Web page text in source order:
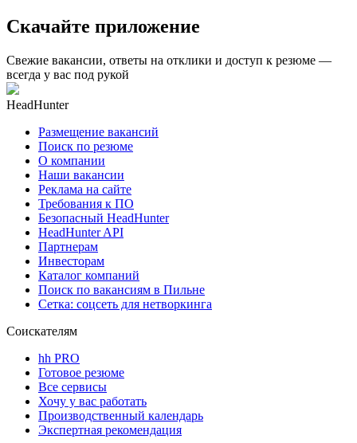
Скачайте приложение
Свежие вакансии, ответы на отклики и доступ к резюме —
всегда у вас под рукой
HeadHunter
Размещение вакансий
Поиск по резюме
О компании
Наши вакансии
Реклама на сайте
Требования к ПО
Безопасный HeadHunter
HeadHunter API
Партнерам
Инвесторам
Каталог компаний
Поиск по вакансиям в Пильне
Сетка: соцсеть для нетворкинга
Соискателям
hh PRO
Готовое резюме
Все сервисы
Хочу у вас работать
Производственный календарь
Экспертная рекомендация